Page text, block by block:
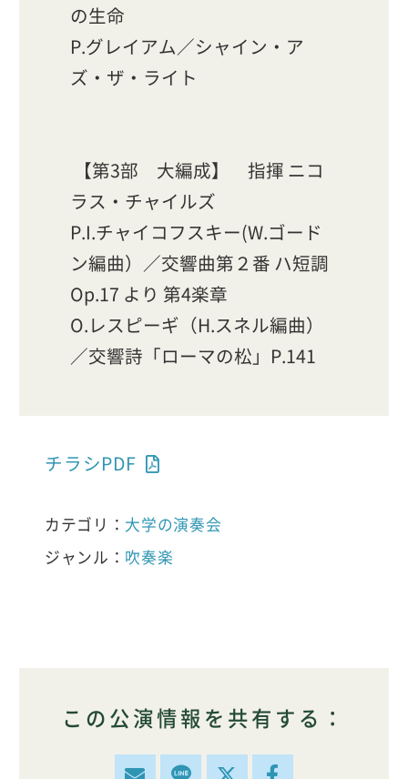
の生命
P.グレイアム／シャイン・ア
ズ・ザ・ライト
【第3部 大編成】 指揮 ニコ
ラス・チャイルズ
P.I.チャイコフスキー(W.ゴード
ン編曲）／交響曲第２番 ハ短調
Op.17 より 第4楽章
O.レスピーギ（H.スネル編曲）
／交響詩「ローマの松」P.141
チラシPDF
カテゴリ： 大学の演奏会
ジャンル： 吹奏楽
この公演情報を共有する：